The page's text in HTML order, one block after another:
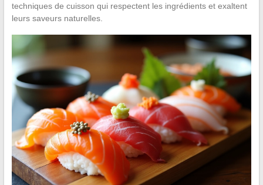
techniques de cuisson qui respectent les ingrédients et exaltent
leurs saveurs naturelles.